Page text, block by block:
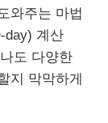
와주는 마법
day) 계산
도 다양한
지 막막하게